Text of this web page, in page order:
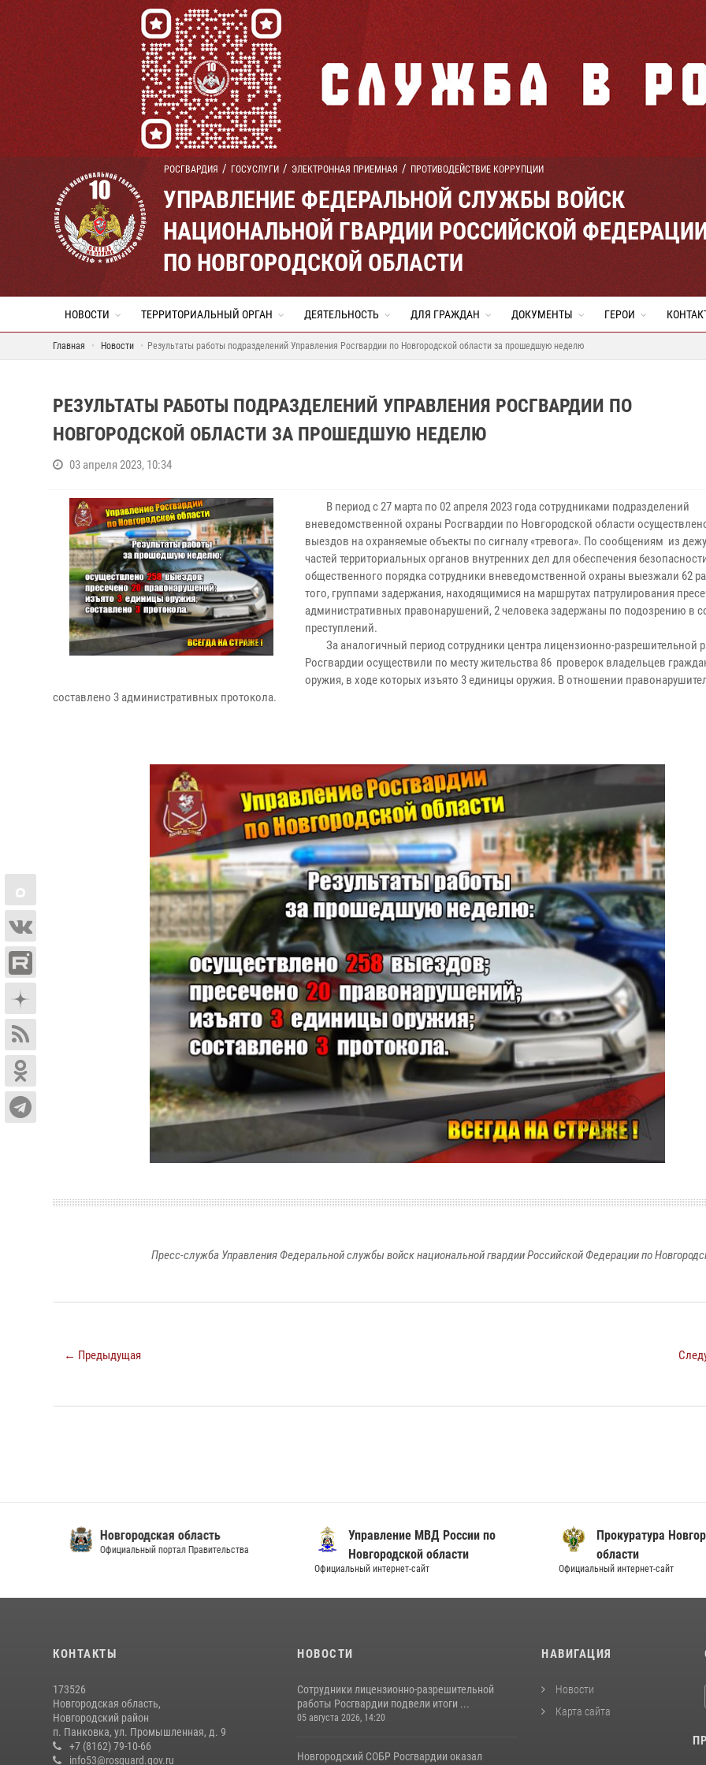
РОСГВАРДИЯ ГОСУСЛУГИ ЭЛЕКТРОННАЯ ПРИЕМНАЯ ПРОТИВОДЕЙСТВИЕ КОРРУПЦИИ
УПРАВЛЕНИЕ ФЕДЕРАЛЬНОЙ СЛУЖБЫ ВОЙСК
НАЦИОНАЛЬНОЙ ГВАРДИИ РОССИЙСКОЙ
ПО НОВГОРОДСКОЙ ОБЛАСТИ
НОВОСТИ ТЕРРИТОРИАЛЬНЫЙ ОРГАН ДЕЯТЕЛЬНОСТЬ ДЛЯ ГРАЖДАН ДОКУМЕНТЫ ГЕРОИ
Главная Новости Результаты работы подразделений Управления Росгвардии по Новгородской области за прошедшую неделю
РЕЗУЛЬТАТЫ РАБОТЫ ПОДРАЗДЕЛЕНИЙ УПРАВЛЕНИЯ РОСГВАРДИИ ПО
НОВГОРОДСКОЙ ОБЛАСТИ ЗА ПРОШЕДШУЮ НЕДЕЛЮ
03 апреля 2023, 10:34
В период с 27 марта по 02 апреля 2023 года сотрудниками подразделений
вневедомственной охраны Росгвардии по Новгородской области
выездов на охраняемые объекты по сигналу «тревога». По сообщениям из
частей территориальных органов внутренних дел для обеспечения
общественного порядка сотрудники вневедомственной охраны выезжали 62
того, группами задержания, находящимися на маршрутах патрулирования
административных правонарушений, 2 человека задержаны по подозрению в
преступлений.
За аналогичный период сотрудники центра лицензионно-разрешительной
Росгвардии осуществили по месту жительства 86 проверок владельцев
оружия, в ходе которых изъято 3 единицы оружия. В отношении
составлено 3 административных протокола.
Пресс-служба Управления Федеральной службы войск национальной гвардии Российской Федерации по
← Предыдущая
Новгородская область
Официальный портал Правительства
Управление МВД России по
Новгородской области
Официальный интернет-сайт
Прокуратура
области
Официальный интернет-сайт
КОНТАКТЫ
173526
Новгородская область,
Новгородский район
п. Панковка, ул. Промышленная, д. 9
+7 (8162) 79-10-66
info53@rosguard.gov.ru
НОВОСТИ
Сотрудники лицензионно-разрешительной
работы Росгвардии подвели итоги ...
05 августа 2026, 14:20
Новгородский СОБР Росгвардии оказал
НАВИГАЦИЯ
Новости
Карта сайта